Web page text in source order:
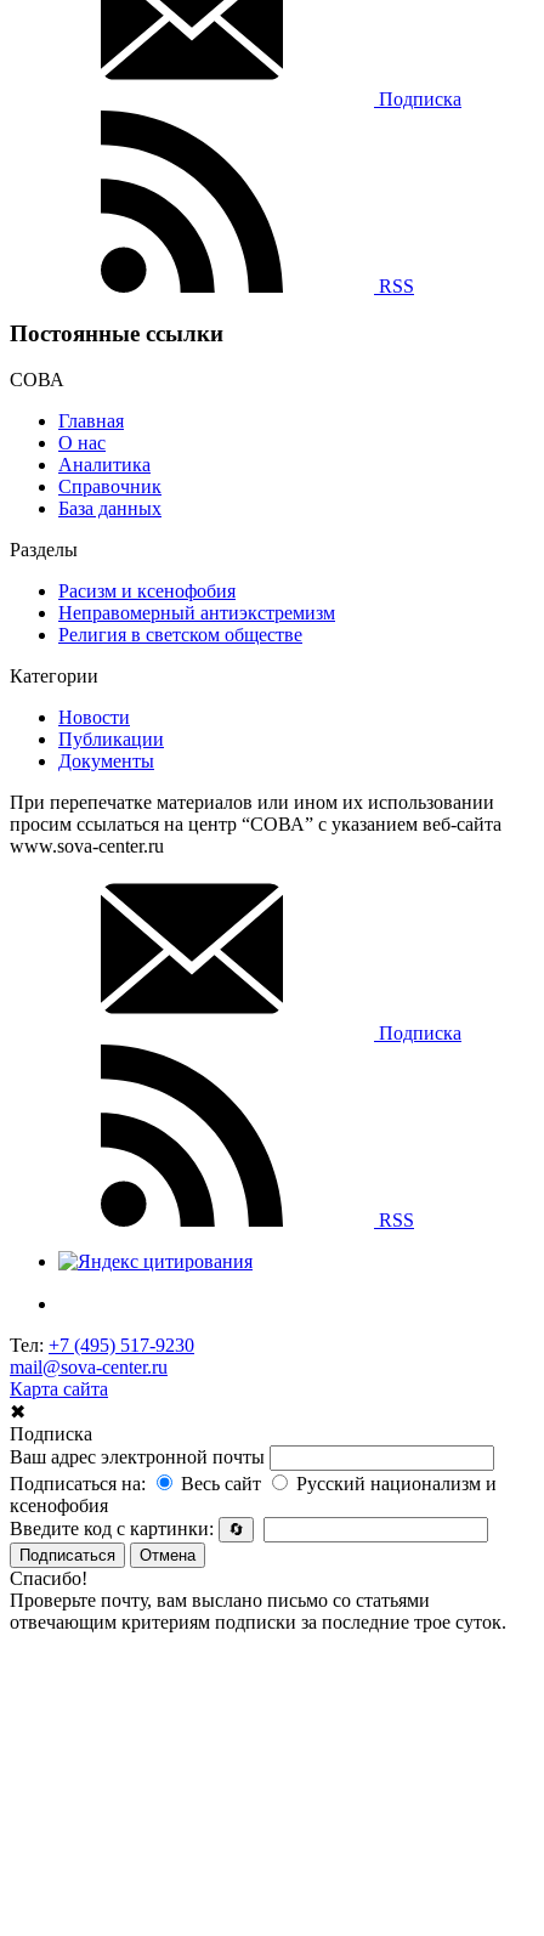
Подписка
RSS
Постоянные ссылки
СОВА
Главная
О нас
Аналитика
Справочник
База данных
Разделы
Расизм и ксенофобия
Неправомерный антиэкстремизм
Религия в светском обществе
Категории
Новости
Публикации
Документы
При перепечатке материалов или ином их использовании
просим ссылаться на центр “СОВА” с указанием веб-сайта
www.sova-center.ru
Подписка
RSS
Тел: +7 (495) 517-9230
mail@sova-center.ru
Карта сайта
✖
Подписка
Ваш адрес электронной почты
Подписаться на:
Весь сайт
Русский национализм и
ксенофобия
Введите код с картинки:
🔄
Подписаться
Отмена
Спасибо!
Проверьте почту, вам выслано письмо со статьями
отвечающим критериям подписки за последние трое суток.